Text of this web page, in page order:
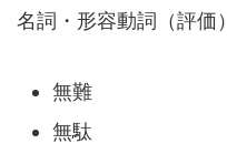
名詞・形容動詞（評価）
無難
無駄